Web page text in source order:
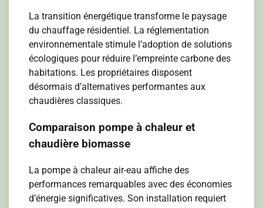
La transition énergétique transforme le paysage
du chauffage résidentiel. La réglementation
environnementale stimule l’adoption de solutions
écologiques pour réduire l’empreinte carbone des
habitations. Les propriétaires disposent
désormais d’alternatives performantes aux
chaudières classiques.
Comparaison pompe à chaleur et
chaudière biomasse
La pompe à chaleur air-eau affiche des
performances remarquables avec des économies
d’énergie significatives. Son installation requiert